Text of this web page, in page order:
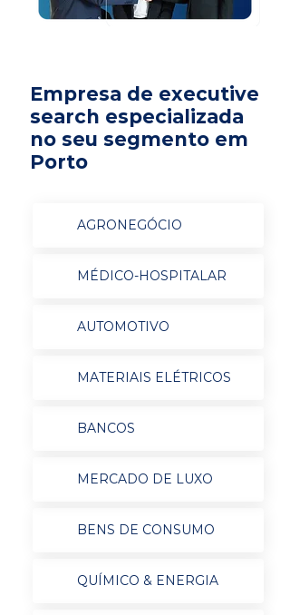
Empresa de executive
search especializada
no seu segmento em
Porto
AGRONEGÓCIO
MÉDICO-HOSPITALAR
AUTOMOTIVO
MATERIAIS ELÉTRICOS
BANCOS
MERCADO DE LUXO
BENS DE CONSUMO
QUÍMICO & ENERGIA